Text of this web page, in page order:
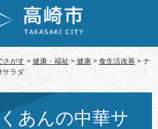
さがす > 健康・福祉 > 健康 > 食生活改善 > ナ
サラダ
あんの中華サ